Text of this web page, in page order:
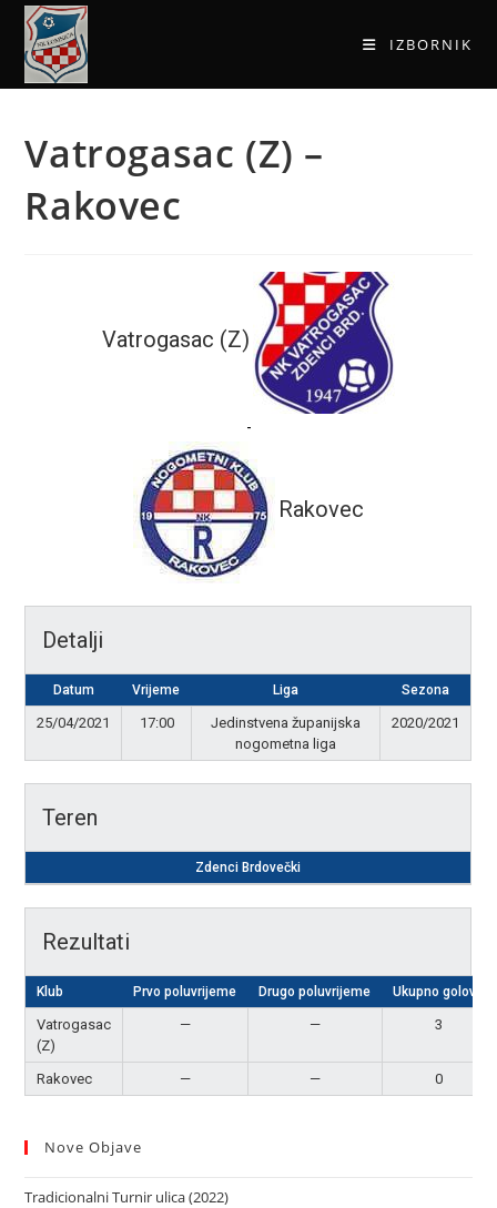
IZBORNIK
Vatrogasac (Z) –
Rakovec
Vatrogasac (Z)
-
Rakovec
Detalji
Datum Vrijeme Liga Sezona
25/04/2021 17:00
Jedinstvena županijska
nogometna liga
2020/2021
Teren
Zdenci Brdovečki
Rezultati
Klub Prvo poluvrijeme Drugo poluvrijeme Ukupno golova
Vatrogasac
(Z)
— — 3
Rakovec — — 0
Nove Objave
Tradicionalni Turnir ulica (2022)